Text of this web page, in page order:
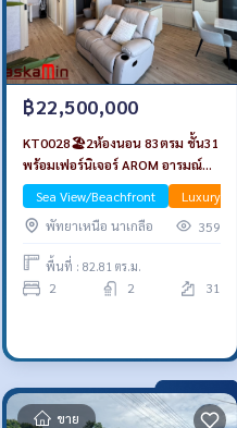
฿22,500,000
KT0028🏖️2ห้องนอน 83ตรม ชั้น31
พร้อมเฟอร์นิเจอร์ AROM อารมณ์
วงศ์อมาตย์🦀พัทยาเหนือ
Sea View/Beachfront
Luxury
พัทยาเหนือ นาเกลือ
359
พื้นที่ : 82.81 ตร.ม.
2 2 31
ขาย